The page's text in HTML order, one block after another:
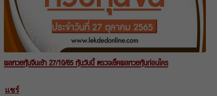
ผลหวยหุ้นจีนเช้า 27/10/65 หุ้นวันนี้ ตรวจเช็คผลหวยหุ้นก่อนใคร
แชร์